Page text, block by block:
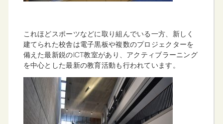
これほどスポーツなどに取り組んでいる一方、新しく
建てられた校舎は電子黒板や複数のプロジェクターを
備えた最新鋭のICT教室があり、アクティブラーニング
を中心とした最新の教育活動も行われています。